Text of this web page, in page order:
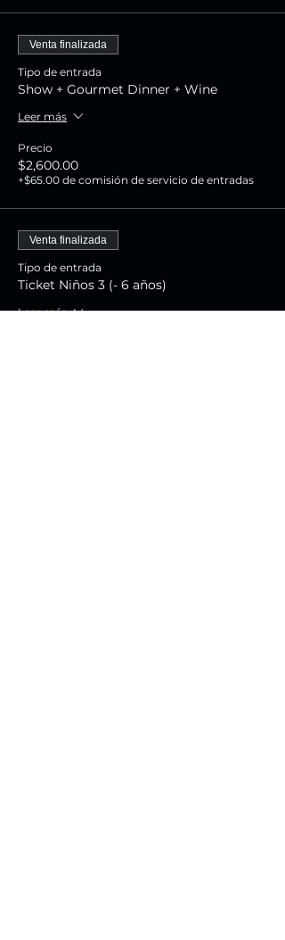
Venta finalizada
Tipo de entrada
Show + Gourmet Dinner + Wine
Leer más
Precio
$2,600.00
+$65.00 de comisión de servicio de entradas
Venta finalizada
Tipo de entrada
Ticket Niños 3 (- 6 años)
Leer más